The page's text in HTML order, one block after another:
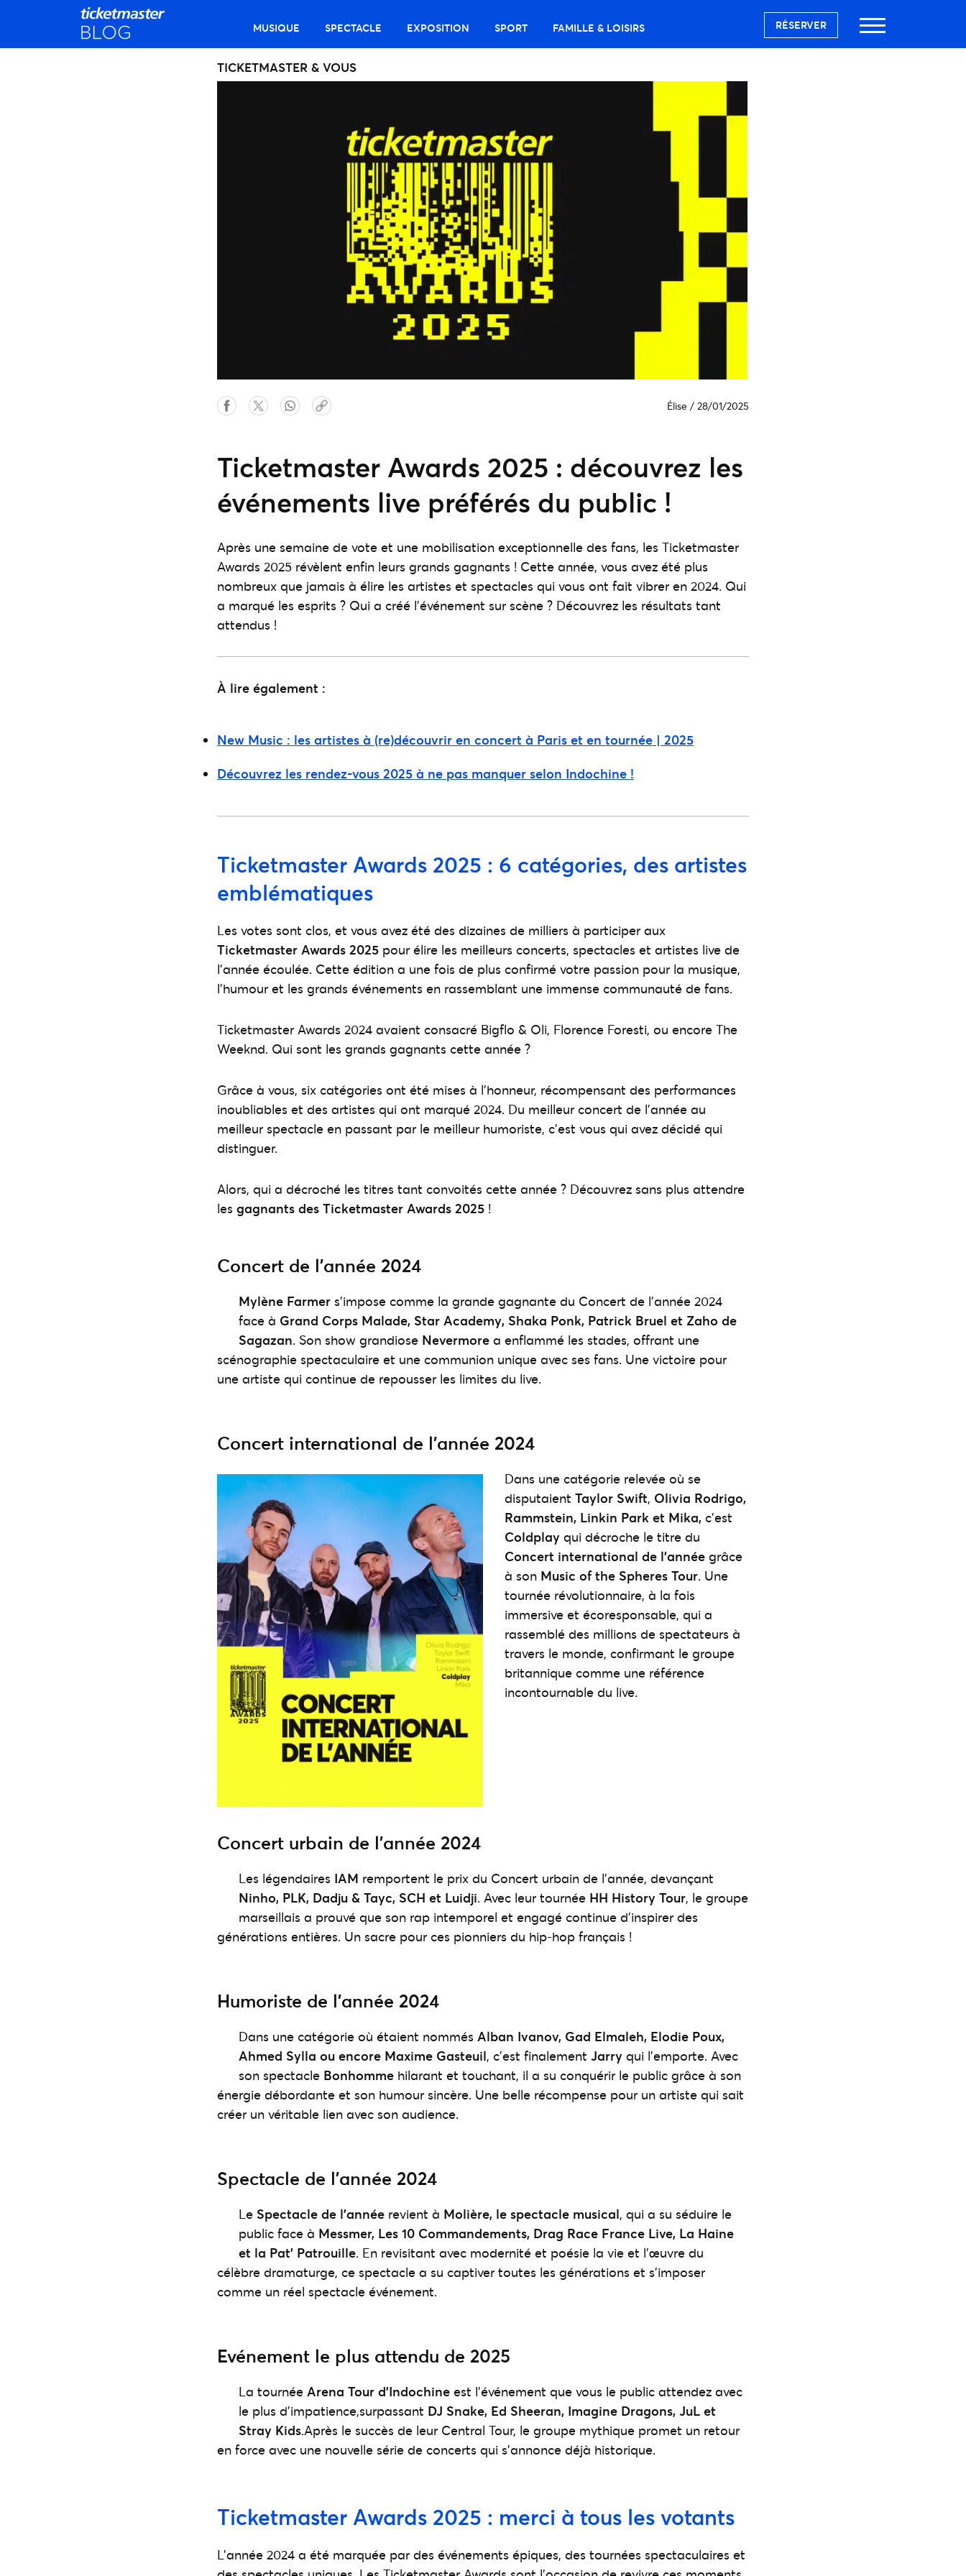
MUSIQUE SPECTACLE EXPOSITION SPORT FAMILLE & LOISIRS RÉSERVER
TICKETMASTER & VOUS
Élise / 28/01/2025
Ticketmaster Awards 2025 : découvrez les
événements live préférés du public !
Après une semaine de vote et une mobilisation exceptionnelle des fans, les Ticketmaster
Awards 2025 révèlent enfin leurs grands gagnants ! Cette année, vous avez été plus
nombreux que jamais à élire les artistes et spectacles qui vous ont fait vibrer en 2024. Qui
a marqué les esprits ? Qui a créé l’événement sur scène ? Découvrez les résultats tant
attendus !
À lire également :
New Music : les artistes à (re)découvrir en concert à Paris et en tournée | 2025
Découvrez les rendez-vous 2025 à ne pas manquer selon Indochine !
Ticketmaster Awards 2025 : 6 catégories, des artistes
emblématiques
Les votes sont clos, et vous avez été des dizaines de milliers à participer aux
Ticketmaster Awards 2025 pour élire les meilleurs concerts, spectacles et artistes live de
l’année écoulée. Cette édition a une fois de plus confirmé votre passion pour la musique,
l’humour et les grands événements en rassemblant une immense communauté de fans.
Ticketmaster Awards 2024 avaient consacré Bigflo & Oli, Florence Foresti, ou encore The
Weeknd. Qui sont les grands gagnants cette année ?
Grâce à vous, six catégories ont été mises à l’honneur, récompensant des performances
inoubliables et des artistes qui ont marqué 2024. Du meilleur concert de l’année au
meilleur spectacle en passant par le meilleur humoriste, c’est vous qui avez décidé qui
distinguer.
Alors, qui a décroché les titres tant convoités cette année ? Découvrez sans plus attendre
les gagnants des Ticketmaster Awards 2025 !
Concert de l’année 2024
Mylène Farmer s’impose comme la grande gagnante du Concert de l’année 2024
face à Grand Corps Malade, Star Academy, Shaka Ponk, Patrick Bruel et Zaho de
Sagazan. Son show grandiose Nevermore a enflammé les stades, offrant une
scénographie spectaculaire et une communion unique avec ses fans. Une victoire pour
une artiste qui continue de repousser les limites du live.
Concert international de l’année 2024
Dans une catégorie relevée où se
disputaient Taylor Swift, Olivia Rodrigo,
Rammstein, Linkin Park et Mika, c’est
Coldplay qui décroche le titre du
Concert international de l’année grâce
à son Music of the Spheres Tour. Une
tournée révolutionnaire, à la fois
immersive et écoresponsable, qui a
rassemblé des millions de spectateurs à
travers le monde, confirmant le groupe
britannique comme une référence
incontournable du live.
Concert urbain de l’année 2024
Les légendaires IAM remportent le prix du Concert urbain de l’année, devançant
Ninho, PLK, Dadju & Tayc, SCH et Luidji. Avec leur tournée HH History Tour, le groupe
marseillais a prouvé que son rap intemporel et engagé continue d’inspirer des
générations entières. Un sacre pour ces pionniers du hip-hop français !
Humoriste de l’année 2024
Dans une catégorie où étaient nommés Alban Ivanov, Gad Elmaleh, Elodie Poux,
Ahmed Sylla ou encore Maxime Gasteuil, c’est finalement Jarry qui l’emporte. Avec
son spectacle Bonhomme hilarant et touchant, il a su conquérir le public grâce à son
énergie débordante et son humour sincère. Une belle récompense pour un artiste qui sait
créer un véritable lien avec son audience.
Spectacle de l’année 2024
Le Spectacle de l’année revient à Molière, le spectacle musical, qui a su séduire le
public face à Messmer, Les 10 Commandements, Drag Race France Live, La Haine
et la Pat’ Patrouille. En revisitant avec modernité et poésie la vie et l’œuvre du
célèbre dramaturge, ce spectacle a su captiver toutes les générations et s’imposer
comme un réel spectacle événement.
Evénement le plus attendu de 2025
La tournée Arena Tour d’Indochine est l’événement que vous le public attendez avec
le plus d’impatience,surpassant DJ Snake, Ed Sheeran, Imagine Dragons, JuL et
Stray Kids.Après le succès de leur Central Tour, le groupe mythique promet un retour
en force avec une nouvelle série de concerts qui s’annonce déjà historique.
Ticketmaster Awards 2025 : merci à tous les votants
L’année 2024 a été marquée par des événements épiques, des tournées spectaculaires et